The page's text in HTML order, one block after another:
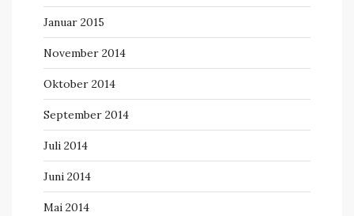
Januar 2015
November 2014
Oktober 2014
September 2014
Juli 2014
Juni 2014
Mai 2014